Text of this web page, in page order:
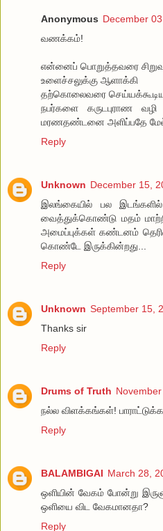
Anonymous December
வணக்கம்!
என்னைப் பொறுத்தவரை
உளைச்சலுக்கு ஆளாக்கி
தற்கொலைவரை
நபர்களை கருடபுராண
மரணதண்டனை அளிப்பதே
Reply
Unknown December 15,
இலங்கையில் பல
வைத்துக்கொண்டு மதம்
அமைப்புக்கள் கண்டனம்
கொண்டே இருக்கின்றது...
Reply
Unknown September 15,
Thanks sir
Reply
Drums of Truth
நல்ல விளக்கங்கள்!
Reply
BALAMBIGAI March 28,
ஒளியின் வேகம் போன்று
ஒளியை விட வேகமானதா?
Reply